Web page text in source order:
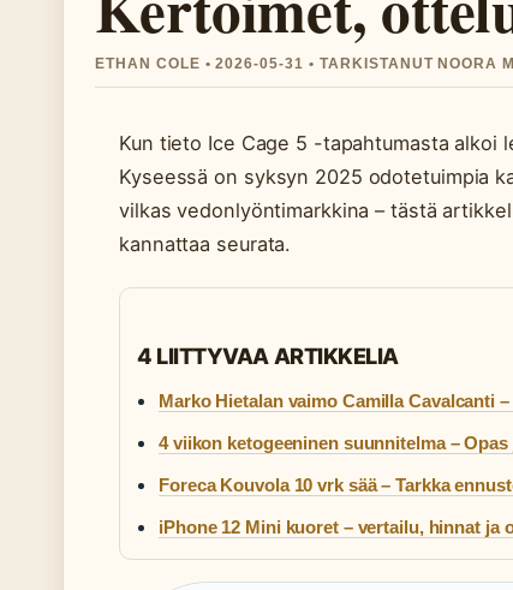
ETHAN COLE • 2026-05-31 • TARKISTANUT NOORA
Kun tieto Ice Cage 5 -tapahtumasta alkoi
Kyseessä on syksyn 2025 odotetuimpia
vilkas vedonlyöntimarkkina – tästä
kannattaa seurata.
4 LIITTYVAA ARTIKKELIA
Marko Hietalan vaimo Camilla Cavalcanti
4 viikon ketogeeninen suunnitelma –
Foreca Kouvola 10 vrk sää – Tarkka
iPhone 12 Mini kuoret – vertailu, hinnat ja